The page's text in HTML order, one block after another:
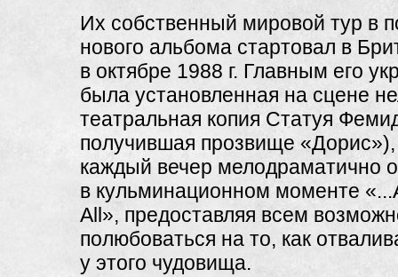
Их собственный мировой тур в
нового альбома стартовал в
в октябре 1988 г. Главным его
была установленная на сцене
театральная копия Статуя
получившая прозвище «Дорис»),
каждый вечер мелодраматично
в кульминационном моменте
All», предоставляя всем
полюбоваться на то, как
у этого чудовища.